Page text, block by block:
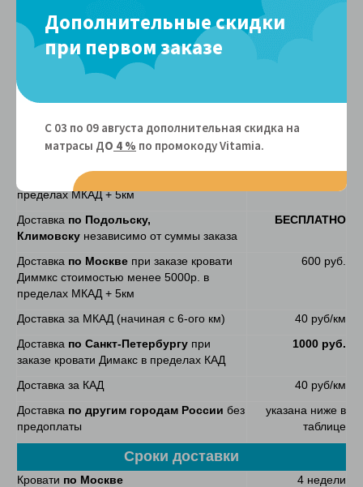
Стоимость доставки кроватей Димакс
Обращаем внимание, кровати Димакс
100% предоплаты
Доставка осуществляется с
10:00 до 15:00 и с 18:00 до 23:00
Димакс стоимостью более 5000р. в
пределах МКАД + 5км
Доставка по Подольску,
Климовску независимо от суммы заказа
БЕСПЛАТНО
Доставка по Москве при заказе кровати
Диммкс стоимостью менее 5000р. в
пределах МКАД + 5км
600 руб.
Доставка за МКАД (начиная с 6-ого км)
40 руб/км
Доставка по Санкт-Петербургу при
заказе кровати Димакс в пределах КАД
1000 руб.
Доставка за КАД
40 руб/км
Доставка по другим городам России без
предоплаты
указана ниже в
таблице
Сроки доставки
Кровати по Москве
4 недели
Дополнительные скидки
при первом заказе
С 03 по 09 августа дополнительная скидка на
матрасы ДО 4 % по промокоду Vitamiа.